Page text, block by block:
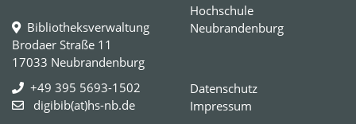
Bibliotheksverwaltung
Brodaer Straße 11
17033 Neubrandenburg
+49 395 5693-1502
digibib(at)hs-nb.de
Hochschule
Neubrandenburg
Datenschutz
Impressum